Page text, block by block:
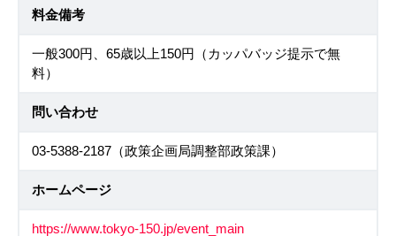
料金備考
一般300円、65歳以上150円（カッパバッジ提示で無
料）
問い合わせ
03-5388-2187（政策企画局調整部政策課）
ホームページ
https://www.tokyo-150.jp/event_main